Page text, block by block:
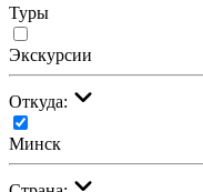
Туры
Экскурсии
Откуда:
Минск